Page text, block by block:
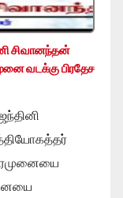
சிவானந்தன்
வடக்கு பிரதேச